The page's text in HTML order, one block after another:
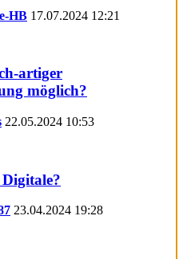
HB 17.07.2024 12:21
artiger
möglich?
22.05.2024 10:53
23.04.2024 19:28